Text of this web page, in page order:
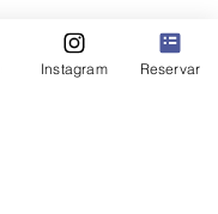
Instagram Reservar